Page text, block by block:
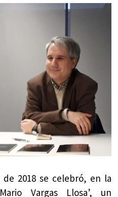
2018 se celebró, en la
Vargas Llosa’, un